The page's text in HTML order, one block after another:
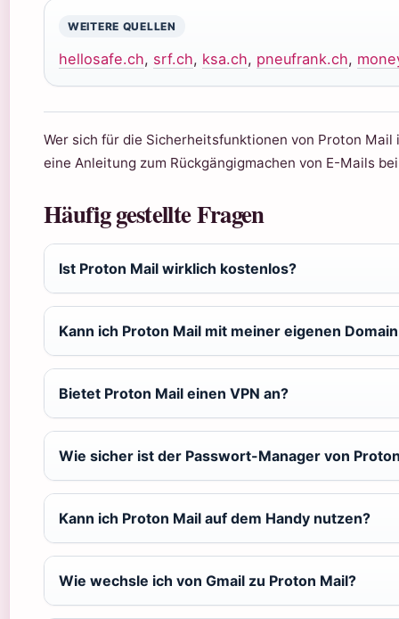
WEITERE QUELLEN
hellosafe.ch, srf.ch, ksa.ch, pneufrank.ch,
Wer sich für die Sicherheitsfunktionen von Proton
eine Anleitung zum Rückgängigmachen von E-Mails
Häufig gestellte Fragen
Ist Proton Mail wirklich kostenlos?
Kann ich Proton Mail mit meiner eigenen
Bietet Proton Mail einen VPN an?
Wie sicher ist der Passwort-Manager von
Kann ich Proton Mail auf dem Handy nutzen?
Wie wechsle ich von Gmail zu Proton Mail?